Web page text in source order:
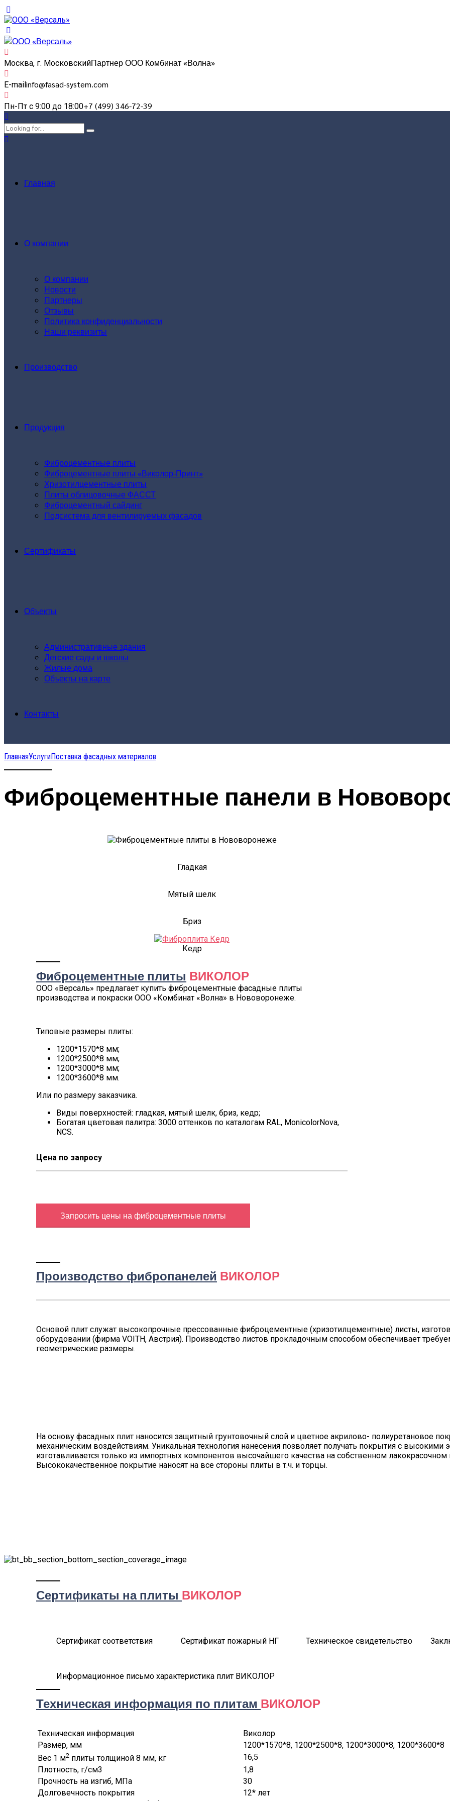
Москва, г. МосковскийПартнер ООО Комбинат «Волна»
E-mailinfo@fasad-system.com
Пн-Пт с 9:00 до 18:00+7 (499) 346-72-39
Главная
О компании
О компании
Новости
Партнеры
Отзывы
Политика конфиденциальности
Наши реквизиты
Производство
Продукция
Фиброцементные плиты
Фиброцементные плиты «Виколор-Принт»
Хризотилцементные плиты
Плиты облицовочные ФАССТ
Фиброцементный сайдинг
Подсистема для вентилируемых фасадов
Сертификаты
Объекты
Административные здания
Детские сады и школы
Жилые дома
Объекты на карте
Контакты
ГлавнаяУслугиПоставка фасадных материалов
Фиброцементные панели в
Гладкая
Мятый шелк
Бриз
Кедр
Фиброцементные плиты ВИКОЛОР
ООО «Версаль» предлагает купить фиброцементные фасадные плиты
производства и покраски ООО «Комбинат «Волна» в Нововоронеже.
Типовые размеры плиты:
1200*1570*8 мм;
1200*2500*8 мм;
1200*3000*8 мм;
1200*3600*8 мм.
Или по размеру заказчика.
Виды поверхностей: гладкая, мятый шелк, бриз, кедр;
Богатая цветовая палитра: 3000 оттенков по каталогам RAL, MonicolorNova,
NCS.
Цена по запросу
Запросить цены на фиброцементные плиты
Производство фибропанелей ВИКОЛОР
Основой плит служат высокопрочные прессованные фиброцементные (хризотилцементные) листы,
оборудовании (фирма VOITH, Австрия). Производство листов прокладочным способом обеспечивает
геометрические размеры.
На основу фасадных плит наносится защитный грунтовочный слой и цветное акрилово- полиуретановое
механическим воздействиям. Уникальная технология нанесения позволяет получать покрытия с
изготавливается только из импортных компонентов высочайшего качества на собственном
Высококачественное покрытие наносят на все стороны плиты в т.ч. и торцы.
Сертификаты на плиты ВИКОЛОР
Сертификат соответствия Сертификат пожарный НГ Техническое свидетельство
Информационное письмо характеристика плит ВИКОЛОР
Техническая информация по плитам ВИКОЛОР
Техническая информация
Виколор
Размер, мм
1200*1570*8, 1200*2500*8, 1200*3000*8, 1200*3600*8
Вес 1 м2 плиты толщиной 8 мм, кг
16,5
Плотность, г/см3
1,8
Прочность на изгиб, МПа
30
Долговечность покрытия
12* лет